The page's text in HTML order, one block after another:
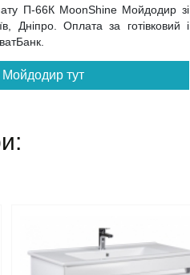
П-66К MoonShine Мойдодир зі
Дніпро. Оплата за готівковий і
Мойдодир тут